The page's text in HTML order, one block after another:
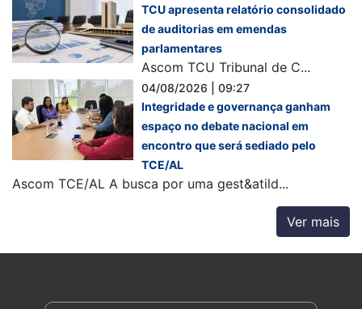
TCU apresenta relatório consolidado
de auditorias em emendas
parlamentares
Ascom TCU Tribunal de C...
04/08/2026 | 09:27
Integridade e governança ganham
espaço no debate nacional em
encontro que será sediado pelo
TCE/AL
Ascom TCE/AL A busca por uma gest&atild...
Ver mais